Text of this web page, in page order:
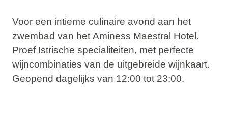
Voor een intieme culinaire avond aan het
zwembad van het Aminess Maestral Hotel.
Proef Istrische specialiteiten, met perfecte
wijncombinaties van de uitgebreide wijnkaart.
Geopend dagelijks van 12:00 tot 23:00.